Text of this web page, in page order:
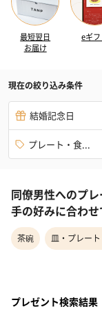
最短翌日
お届け
eギフ
現在の絞り込み条件
結婚記念日
プレート・食...
同僚男性へのプ
手の好みに合わ
茶碗 皿・プレー
プレゼント検索結果